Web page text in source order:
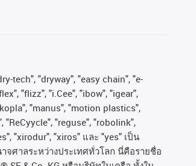
tech", "dryway", "easy chain", "e-
"flizz", "i.Cee", "ibow", "igear",
"manus", "motion plastics",
"ReCyycle", "reguse", "robolink",
"xirodur", "xiros" และ "yes" เป็น
จศาลระหว่างประเทศทั่วโลก นี่คือรายชื่อ